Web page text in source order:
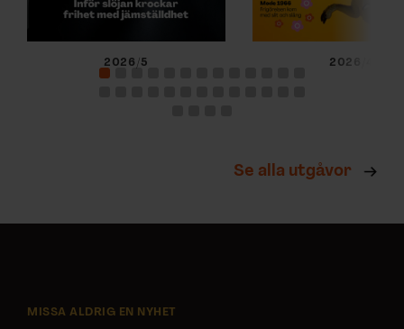
information från din enhet till de sociala medier och
annons- och analysföretag som vi samarbetar med.
information som du har tillhandahållit eller som de har
2026/5 2026/4
Se alla utgåvor
MISSA ALDRIG EN NYHET